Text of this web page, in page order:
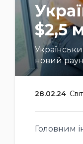
$2,5
новий
28.02.24
Головним